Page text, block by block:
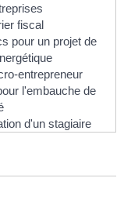
fiscal
pour un projet de
entrepreneur
l'embauche de
d'un stagiaire